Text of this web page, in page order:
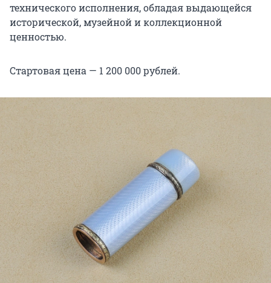
технического исполнения, обладая выдающейся
исторической, музейной и коллекционной
ценностью.
Стартовая цена — 1 200 000 рублей.